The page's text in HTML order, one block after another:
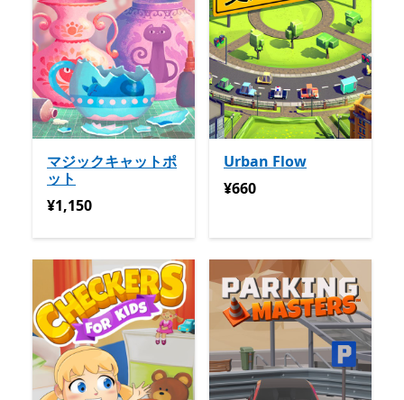
マジックキャットポ
ット
¥1,150
¥1,150
Urban Flow
¥660
¥660